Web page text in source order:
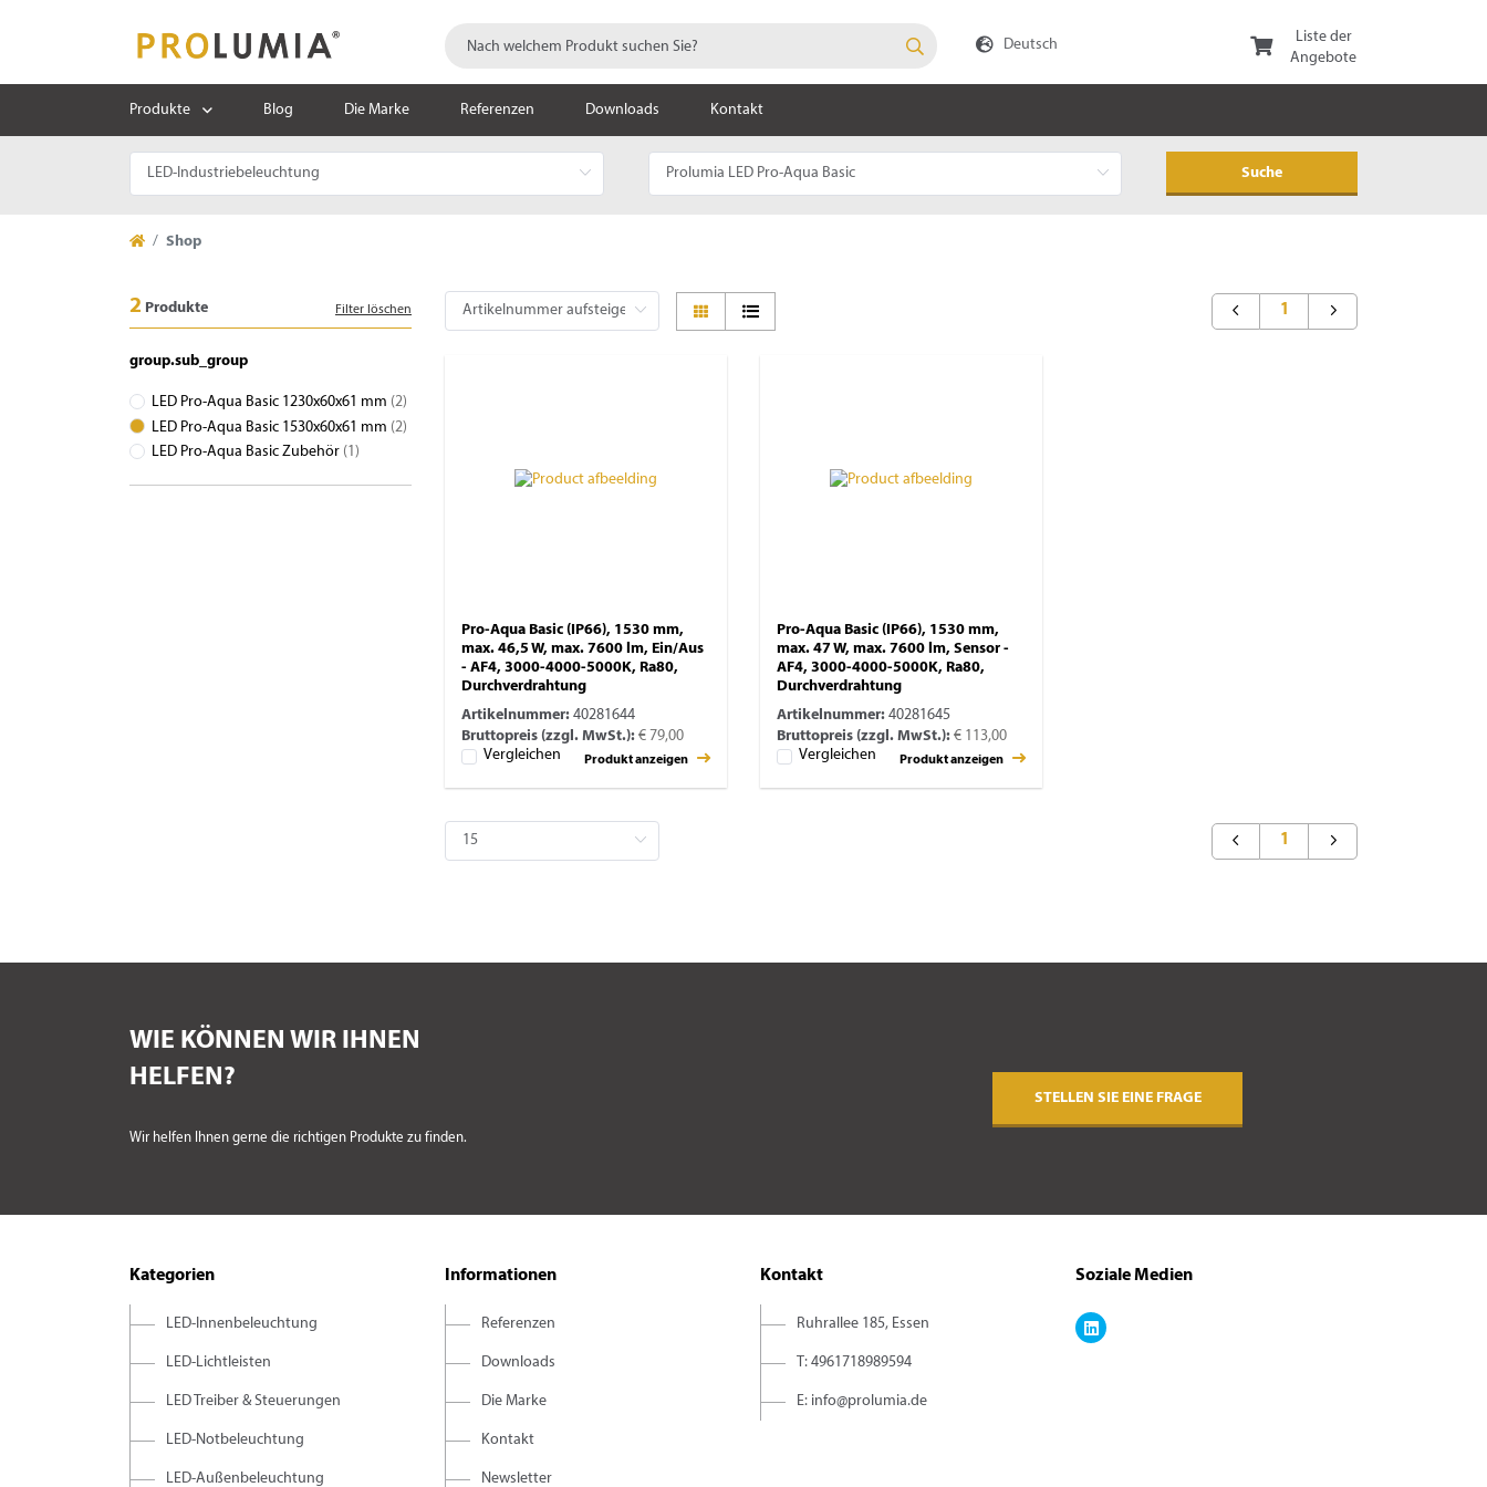
Liste der
Angebote
Produkte Blog Die Marke Referenzen Downloads Kontakt
Shop
2 Produkte Filter löschen
group.sub_group
LED Pro-Aqua Basic 1230x60x61 mm (2)
LED Pro-Aqua Basic 1530x60x61 mm (2)
LED Pro-Aqua Basic Zubehör (1)
1
Pro-Aqua Basic (IP66), 1530 mm,
max. 46,5 W, max. 7600 lm, Ein/Aus
- AF4, 3000-4000-5000K, Ra80,
Durchverdrahtung
Artikelnummer: 40281644
Bruttopreis (zzgl. MwSt.): € 79,00
Vergleichen
Produkt anzeigen
Pro-Aqua Basic (IP66), 1530 mm,
max. 47 W, max. 7600 lm, Sensor -
AF4, 3000-4000-5000K, Ra80,
Durchverdrahtung
Artikelnummer: 40281645
Bruttopreis (zzgl. MwSt.): € 113,00
Vergleichen
Produkt anzeigen
1
WIE KÖNNEN WIR IHNEN
HELFEN?
Wir helfen Ihnen gerne die richtigen Produkte zu finden.
STELLEN SIE EINE FRAGE
Kategorien
LED-Innenbeleuchtung
LED-Lichtleisten
LED Treiber & Steuerungen
LED-Notbeleuchtung
LED-Außenbeleuchtung
Informationen
Referenzen
Downloads
Die Marke
Kontakt
Newsletter
Kontakt
Ruhrallee 185, Essen
T: 4961718989594
E: info@prolumia.de
Soziale Medien